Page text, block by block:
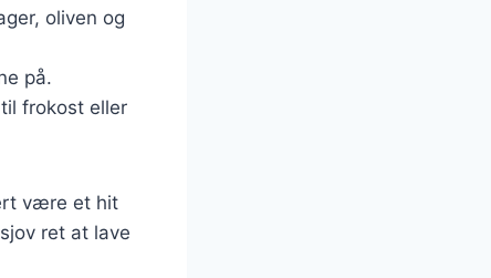
oliven og
på.
frokost eller
være et hit
ret at lave